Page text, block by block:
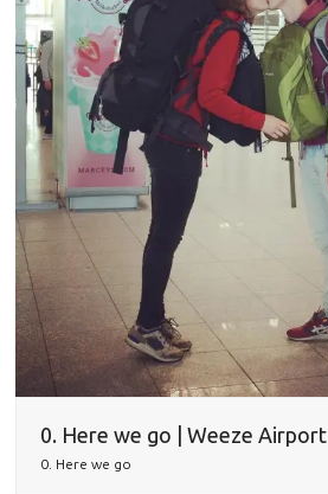
0. Here we go | Weeze Airport
0. Here we go